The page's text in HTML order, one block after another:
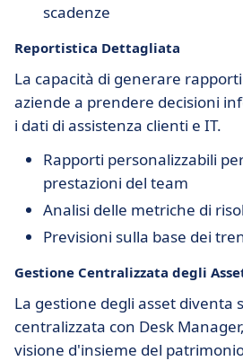
scadenze
Reportistica Dettagliata
La capacità di generare
aziende a prendere decisioni
i dati di assistenza clienti e IT.
Rapporti personalizzabili
prestazioni del team
Analisi delle metriche di
Previsioni sulla base dei
Gestione Centralizzata degli
La gestione degli asset diventa
centralizzata con Desk
visione d'insieme del